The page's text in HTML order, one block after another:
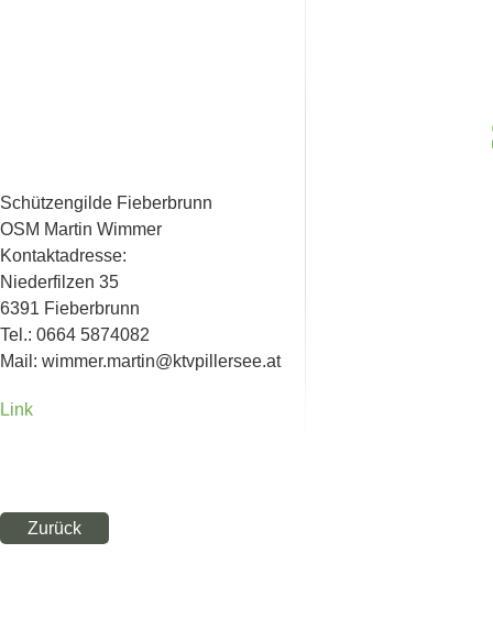
Schützengilde Fieberbrunn
OSM Martin Wimmer
Kontaktadresse:
Niederfilzen 35
6391 Fieberbrunn
Tel.: 0664 5874082
Mail: wimmer.martin@ktvpillersee.at
Link
Zurück